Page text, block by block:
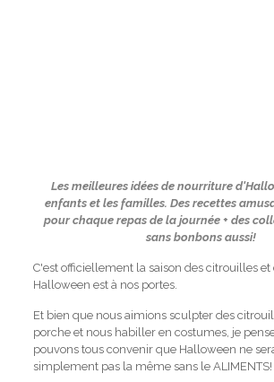
Les meilleures idées de nourriture
enfants et les familles. Des recettes
pour chaque repas de la journée + des
sans bonbons aussi!
C'est officiellement la saison des citrouilles
Halloween est à nos portes.
Et bien que nous aimions sculpter des
porche et nous habiller en costumes, je
pouvons tous convenir que Halloween ne
simplement pas la même sans le ALIMENTS!